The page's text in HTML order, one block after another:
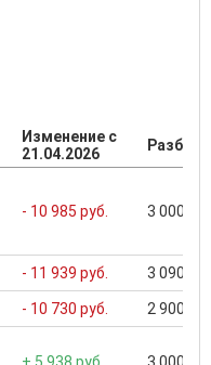
Изменение с
21.04.2026
- 10 985 руб. 3 000
- 11 939 руб. 3 090
- 10 730 руб. 2 900